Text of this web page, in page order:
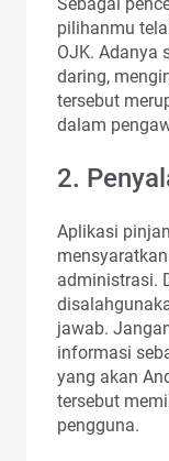
pilihanmu
OJK. Adanya
daring,
tersebut
dalam
2.
Aplikasi
administrasi.
jawab.
informasi
yang akan
tersebut
pengguna.